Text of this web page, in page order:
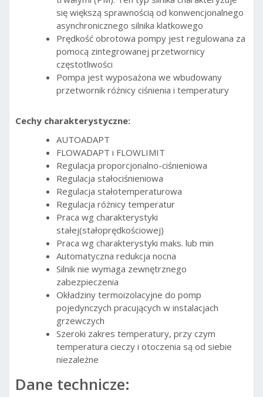
się większą sprawnością od konwencjonalnego
asynchronicznego silnika klatkowego
Prędkość obrotowa pompy jest regulowana za
pomocą zintegrowanej przetwornicy
częstotliwości
Pompa jest wyposażona we wbudowany
przetwornik różnicy ciśnienia i temperatury
Cechy charakterystyczne:
AUTOADAPT
FLOWADAPT i FLOWLIMIT
Regulacja proporcjonalno-ciśnieniowa
Regulacja stałociśnieniowa
Regulacja stałotemperaturowa
Regulacja różnicy temperatur
Praca wg charakterystyki
stałej(stałoprędkościowej)
Praca wg charakterystyki maks. lub min
Automatyczna redukcja nocna
Silnik nie wymaga zewnętrznego
zabezpieczenia
Okładziny termoizolacyjne do pomp
pojedynczych pracujących w instalacjach
grzewczych
Szeroki zakres temperatury, przy czym
temperatura cieczy i otoczenia są od siebie
niezależne
Dane technicze: